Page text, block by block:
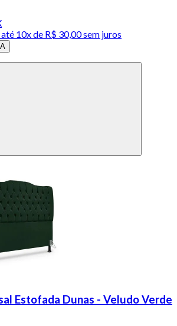
10x de R$ 30,00 sem juros
Estofada Dunas - Veludo Verde